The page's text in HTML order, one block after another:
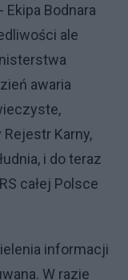
Bodnara
ale
awaria
Karny,
i do teraz
całej Polsce
informacji
W razie